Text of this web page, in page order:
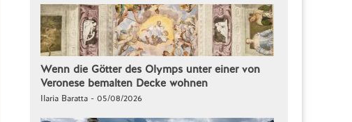
Wenn die Götter des Olymps unter einer von
Veronese bemalten Decke wohnen
Ilaria Baratta - 05/08/2026